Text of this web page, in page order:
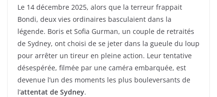
Le 14 décembre 2025, alors que la terreur frappait
Bondi, deux vies ordinaires basculaient dans la
légende. Boris et Sofia Gurman, un couple de retraités
de Sydney, ont choisi de se jeter dans la gueule du loup
pour arrêter un tireur en pleine action. Leur tentative
désespérée, filmée par une caméra embarquée, est
devenue l’un des moments les plus bouleversants de
l’attentat de Sydney.